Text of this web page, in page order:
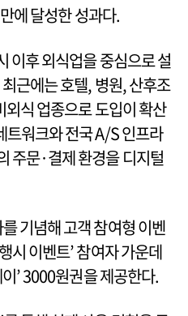
에 달성한 성과다.
이후 외식업을 중심으로 설
근에는 호텔, 병원, 산후조
외식 업종으로 도입이 확산
트워크와 전국 A/S 인프라
주문·결제 환경을 디지털
기념해 고객 참여형 이벤
시 이벤트’ 참여자 가운데
’ 3000원권을 제공한다.